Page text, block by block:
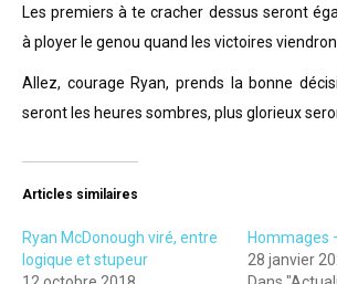
Les premiers à te cracher dessus seront
à ployer le genou quand les victoires
Allez, courage Ryan, prends la bonne
seront les heures sombres, plus glorieux
Articles similaires
Ryan McDonough viré, entre
logique et stupeur
Hommages
28 janvier